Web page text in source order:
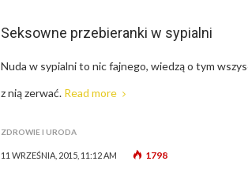
Seksowne przebieranki w sypialni
Nuda w sypialni to nic fajnego, wiedzą o tym
z nią zerwać. Read more
ZDROWIE I URODA
11 WRZEŚNIA, 2015, 11:12 AM 1798